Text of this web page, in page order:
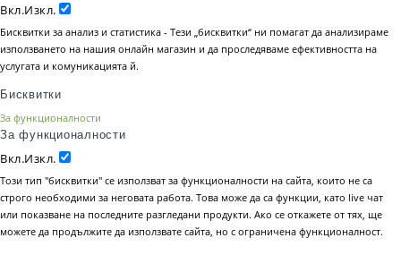
Вкл.Изкл.
Бисквитки за анализ и статистика - Тези „бисквитки“ ни помагат да анализираме
използването на нашия онлайн магазин и да проследяваме ефективността на
услугата и комуникацията й.
Бисквитки
За функционалности
За функционалности
Вкл.Изкл.
Този тип "бисквитки" се използват за функционалности на сайта, които не са
строго необходими за неговата работа. Това може да са функции, като live чат
или показване на последните разгледани продукти. Ако се откажете от тях, ще
можете да продължите да използвате сайта, но с ограничена функционалност.